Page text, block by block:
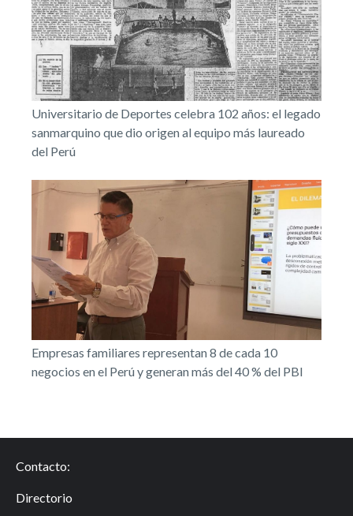
Universitario de Deportes celebra 102 años: el legado
sanmarquino que dio origen al equipo más laureado
del Perú
Empresas familiares representan 8 de cada 10
negocios en el Perú y generan más del 40 % del PBI
Contacto:
Directorio